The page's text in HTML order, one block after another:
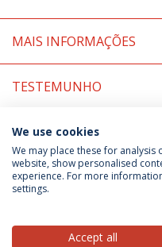
MAIS INFORMAÇÕES
TESTEMUNHO
ÚLTIMAS NOTÍCIAS
Política de
We use cookies
We may place these for
website, show personalised
experience. For more
settings.
Accept all